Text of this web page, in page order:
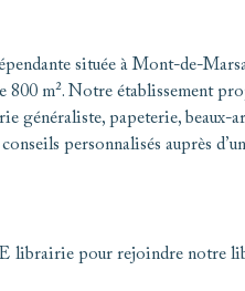
située à Mont-de-
800 m². Notre établissement
généraliste, papeterie, beaux-
personnalisés auprès
librairie pour rejoindre notre